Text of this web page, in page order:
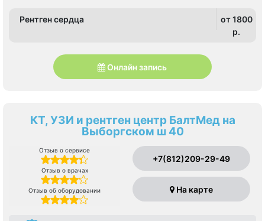
Рентген сердца
от 1800
p.
Онлайн запись
КТ, УЗИ и рентген центр БалтМед на
Выборгском ш 40
Отзыв о сервисе
Отзыв о врачах
Отзыв об оборудовании
+7(812)209-29-49
На карте